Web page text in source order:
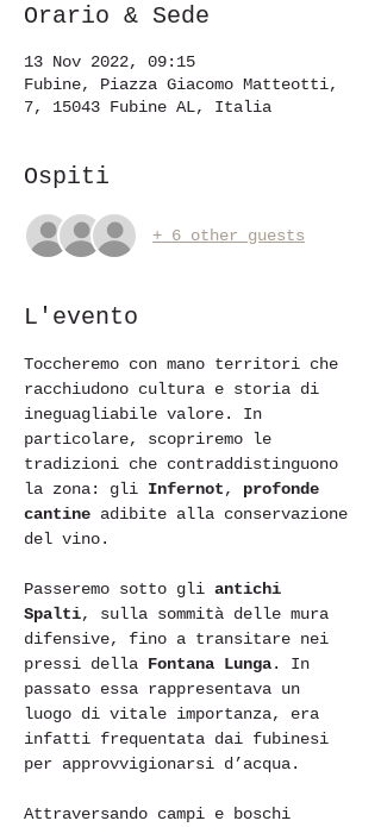
Orario & Sede
13 Nov 2022, 09:15
Fubine, Piazza Giacomo Matteotti,
7, 15043 Fubine AL, Italia
Ospiti
+ 6 other guests
L'evento
Toccheremo con mano territori che
racchiudono cultura e storia di
ineguagliabile valore. In
particolare, scopriremo le
tradizioni che contraddistinguono
la zona: gli Infernot, profonde
cantine adibite alla conservazione
del vino.
Passeremo sotto gli antichi
Spalti, sulla sommità delle mura
difensive, fino a transitare nei
pressi della Fontana Lunga. In
passato essa rappresentava un
luogo di vitale importanza, era
infatti frequentata dai fubinesi
per approvvigionarsi d’acqua.
Attraversando campi e boschi